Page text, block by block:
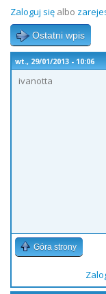
Zaloguj się albo
Ostatni wpis
wt., 29/01/2013 - 10:06
ivanotta
Góra strony